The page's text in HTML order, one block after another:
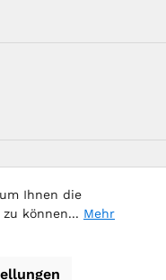
Ihnen die
können... Mehr